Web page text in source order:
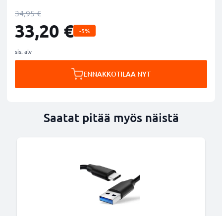
34,95 €
33,20 € -5%
sis. alv
ENNAKKOTILAA NYT
Saatat pitää myös näistä